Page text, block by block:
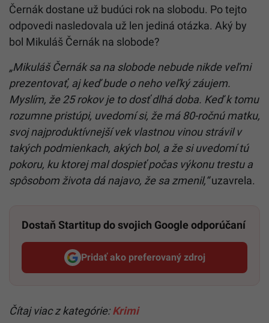
Černák dostane už budúci rok na slobodu. Po tejto
odpovedi nasledovala už len jediná otázka. Aký by
bol Mikuláš Černák na slobode?
„Mikuláš Černák sa na slobode nebude nikde veľmi
prezentovať, aj keď bude o neho veľký záujem.
Myslím, že 25 rokov je to dosť dlhá doba. Keď k tomu
rozumne pristúpi, uvedomí si, že má 80-ročnú matku,
svoj najproduktívnejší vek vlastnou vinou strávil v
takých podmienkach, akých bol, a že si uvedomí tú
pokoru, ku ktorej mal dospieť počas výkonu trestu a
spôsobom života dá najavo, že sa zmenil,“uzavrela.
Dostaň Startitup do svojich Google odporúčaní
Pridať ako preferovaný zdroj
Startitup, odkaz sa otvorí v
Čítaj viac z kategórie:Krimi